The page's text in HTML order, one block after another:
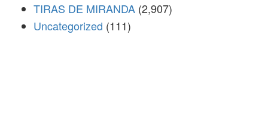
TIRAS DE MIRANDA (2,907)
Uncategorized (111)